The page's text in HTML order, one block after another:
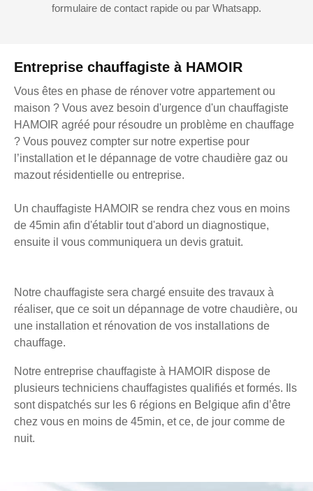
Entreprise chauffagiste à HAMOIR
Vous êtes en phase de rénover votre appartement ou
maison ? Vous avez besoin d'urgence d'un chauffagiste
HAMOIR agréé pour résoudre un problème en chauffage
? Vous pouvez compter sur notre expertise pour
l’installation et le dépannage de votre chaudière gaz ou
mazout résidentielle ou entreprise.
Un chauffagiste HAMOIR se rendra chez vous en moins
de 45min afin d'établir tout d'abord un diagnostique,
ensuite il vous communiquera un devis gratuit.
Notre chauffagiste sera chargé ensuite des travaux à
réaliser, que ce soit un dépannage de votre chaudière, ou
une installation et rénovation de vos installations de
chauffage.
Notre entreprise chauffagiste à HAMOIR dispose de
plusieurs techniciens chauffagistes qualifiés et formés. Ils
sont dispatchés sur les 6 régions en Belgique afin d’être
chez vous en moins de 45min, et ce, de jour comme de
nuit.
formulaire de contact rapide ou par Whatsapp.